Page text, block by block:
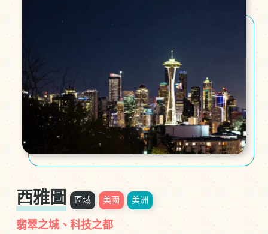
西雅圖 區域 美國 美洲
翡翠之城、科技之都